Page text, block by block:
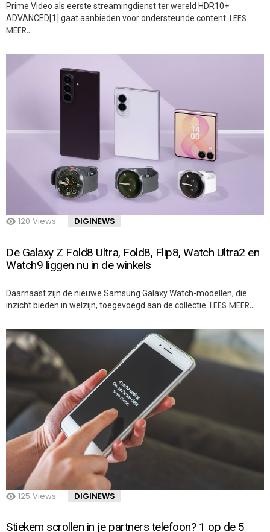
Prime Video als eerste streamingdienst ter wereld HDR10+
ADVANCED[1] gaat aanbieden voor ondersteunde content. LEES
MEER…
120 Views DIGINEWS
De Galaxy Z Fold8 Ultra, Fold8, Flip8, Watch Ultra2 en
Watch9 liggen nu in de winkels
Daarnaast zijn de nieuwe Samsung Galaxy Watch-modellen, die
inzicht bieden in welzijn, toegevoegd aan de collectie. LEES MEER…
125 Views DIGINEWS
Stiekem scrollen in je partners telefoon? 1 op de 5